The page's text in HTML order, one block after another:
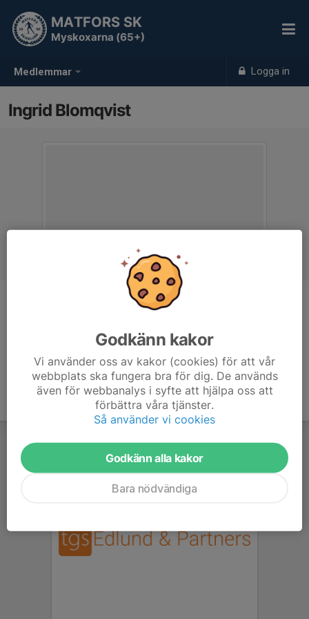
Medlemmar Logga in
MATFORS SK
Myskoxarna (65+)
Ingrid Blomqvist
Ledare
Godkänn kakor
Vi använder oss av kakor (cookies) för att vår
webbplats ska fungera bra för dig. De används
även för webbanalys i syfte att hjälpa oss att
förbättra våra tjänster.
Så använder vi cookies
Godkänn alla kakor
Bara nödvändiga